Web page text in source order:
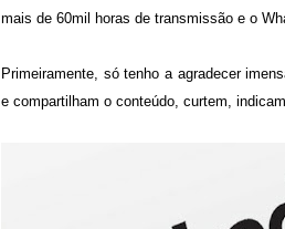
mais de 60mil horas de transmissão e o
Primeiramente, só tenho a agradecer
e compartilham o conteúdo, curtem,